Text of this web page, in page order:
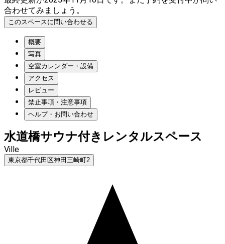
合わせてみましょう。
このスペースに問い合わせる
概要
写真
空室カレンダー・設備
アクセス
レビュー
禁止事項・注意事項
ヘルプ・お問い合わせ
水道橋サウナ付きレンタルスペース
Ville
東京都千代田区神田三崎町2